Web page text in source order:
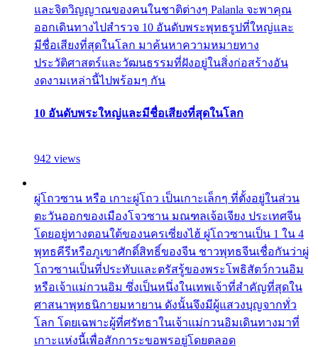
และจิตวิญญาณของคนในชาติต่างๆ Palanla จะพาคุณ
ออกเดินทางไปสำรวจ 10 อันดับพระพุทธรูปที่ใหญ่และ
มีชื่อเสียงที่สุดในโลก มาค้นหาความหมายทาง
ประวัติศาสตร์และวัฒนธรรมที่ฝังอยู่ในสิ่งก่อสร้างอัน
งดงามเหล่านี้ไปพร้อมๆ กัน
10 อันดับพระใหญ่และมีชื่อเสียงที่สุดในโลก
942 views
ผู่โถวซาน หรือ เกาะผู่โถว เป็นเกาะเล็กๆ ที่ตั้งอยู่ในส่วน
ตะวันออกของเมืองโจวซาน มณฑลเจ้อเจียง ประเทศจีน
โดยอยู่ทางตอนใต้ของนครเซี่ยงไฮ้ ผู่โถวซานเป็น 1 ใน 4
พุทธคีรีหรือภูเขาศักดิ์สิทธิ์ของจีน ชาวพุทธจีนเชื่อกันว่าผู่
โถวซานเป็นที่ประทับและตรัสรู้ของพระโพธิสัตว์กวนอิม
หรือเจ้าแม่กวนอิม ซึ่งเป็นหนึ่งในเทพเจ้าที่สำคัญที่สุดใน
ศาสนาพุทธนิกายมหายาน ดังนั้นจึงมีผู้แสวงบุญจากทั่ว
โลก โดยเฉพาะผู้ที่ศรัทธาในเจ้าแม่กวนอิมเดินทางมาที่
เกาะแห่งนี้เพื่อสักการะขอพรอยู่โดยตลอด